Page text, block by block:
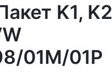
K1, K2
01M/01P